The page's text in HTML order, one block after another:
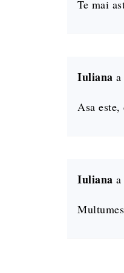
Te mai
Iuliana
Asa este,
Iuliana